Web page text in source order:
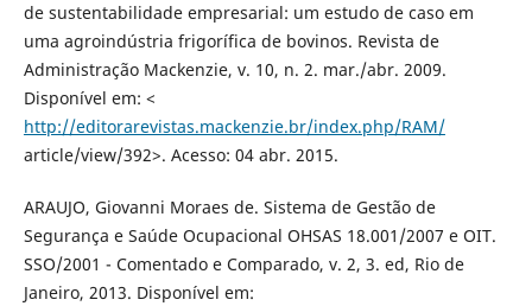
de sustentabilidade empresarial: um estudo de caso em
uma agroindústria frigorífica de bovinos. Revista de
Administração Mackenzie, v. 10, n. 2. mar./abr. 2009.
Disponível em: <
http://editorarevistas.mackenzie.br/index.php/RAM/
article/view/392>. Acesso: 04 abr. 2015.
ARAUJO, Giovanni Moraes de. Sistema de Gestão de
Segurança e Saúde Ocupacional OHSAS 18.001/2007 e OIT.
SSO/2001 - Comentado e Comparado, v. 2, 3. ed, Rio de
Janeiro, 2013. Disponível em: